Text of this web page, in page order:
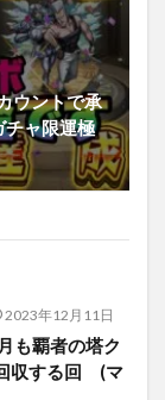
ウントで承
チャ限運極
2023年12月11日
も覇者の塔ク
収する回 (マ